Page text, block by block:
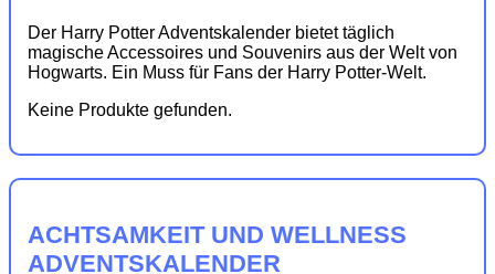
Der Harry Potter Adventskalender bietet täglich
magische Accessoires und Souvenirs aus der Welt von
Hogwarts. Ein Muss für Fans der Harry Potter-Welt.
Keine Produkte gefunden.
ACHTSAMKEIT UND WELLNESS
ADVENTSKALENDER